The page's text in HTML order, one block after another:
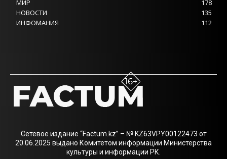
МИР
178
НОВОСТИ
135
ИНФОМАНИЯ
112
Сетевое издание “Factum.kz” – № KZ63VPY00122473 от
20.06.2025 выдано Комитетом информации Министерства
культуры и информации РК.